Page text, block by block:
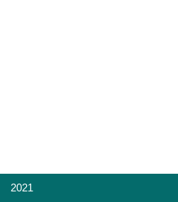
2021